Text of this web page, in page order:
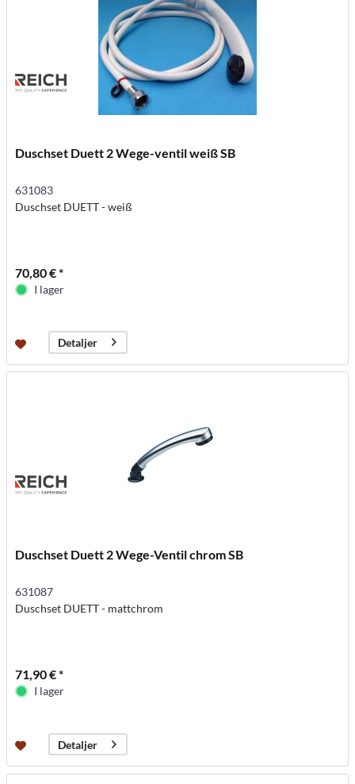
Duschset Duett 2 Wege-ventil weiß SB
631083
Duschset DUETT - weiß
70,80 € *
I lager
Detaljer
Duschset Duett 2 Wege-Ventil chrom SB
631087
Duschset DUETT - mattchrom
71,90 € *
I lager
Detaljer